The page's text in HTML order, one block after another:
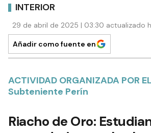
INTERIOR
29 de abril de 2025 | 03:30 actualizado
Añadir como fuente en
ACTIVIDAD ORGANIZADA POR
Subteniente Perín
Riacho de Oro: